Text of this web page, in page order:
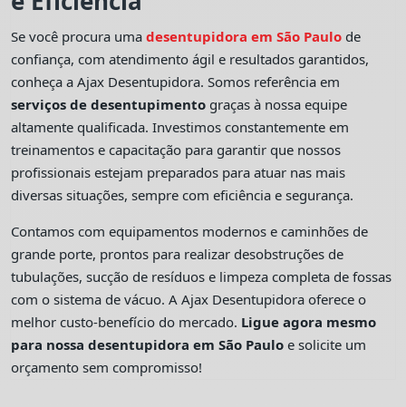
Se você procura umadesentupidora em São Paulo de
confiança, com atendimento ágil e resultados garantidos,
conheça a Ajax Desentupidora. Somos referência em
serviços de desentupimento graças à nossa equipe
altamente qualificada. Investimos constantemente em
treinamentos e capacitação para garantir que nossos
profissionais estejam preparados para atuar nas mais
diversas situações, sempre com eficiência e segurança.
Contamos com equipamentos modernos e caminhões de
grande porte, prontos para realizar desobstruções de
tubulações, sucção de resíduos e limpeza completa de fossas
com o sistema de vácuo. A Ajax Desentupidora oferece o
melhor custo-benefício do mercado. Ligue agora mesmo
para nossa desentupidora em São Paulo e solicite um
orçamento sem compromisso!